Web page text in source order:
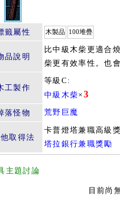
籤屬性 木製品 100堆疊
品說明
比中級木柴更適合
柴更有效率性。也
工製作
等級C:
中級木柴×3
落怪物 荒野巨魔
取得法
卡普燈塔兼職高級
塔拉銀行兼職獎勵
主題討論
目前尚